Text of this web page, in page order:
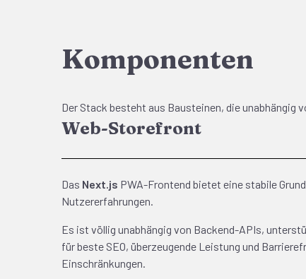
Komponenten
Der Stack besteht aus Bausteinen, die unabhängig
Web-Storefront
Das Next.js PWA-Frontend bietet eine stabile
Nutzererfahrungen.
Es ist völlig unabhängig von Backend-APIs,
für beste SEO, überzeugende Leistung und
Einschränkungen.